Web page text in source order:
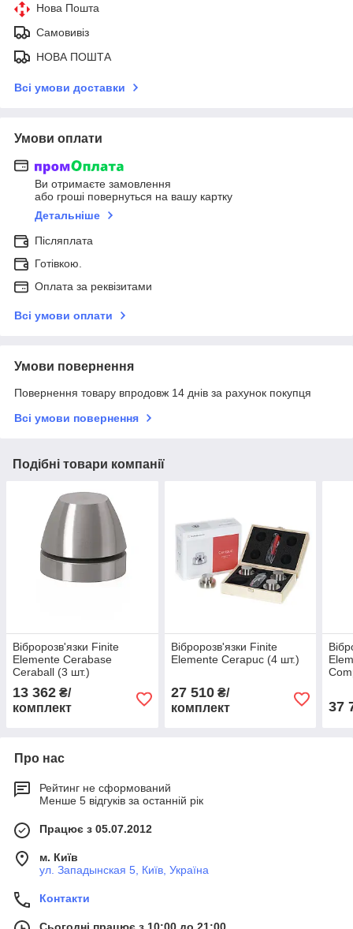
Нова Пошта
Самовивіз
НОВА ПОШТА
Всі умови доставки
Умови оплати
Ви отримаєте замовлення
або гроші повернуться на вашу картку
Детальніше
Післяплата
Готівкою.
Оплата за реквізитами
Всі умови оплати
Умови повернення
Повернення товару впродовж 14 днів за рахунок покупця
Всі умови повернення
Подібні товари компанії
Вібророзв'язки Finite
Elemente Cerabase
Ceraball (3 шт.)
13 362 ₴/
комплект
Вібророзв'язки Finite
Elemente Cerapuc (4 шт.)
27 510₴/
комплект
37
Про нас
Рейтинг не сформований
Менше 5 відгуків за останній рік
Працює з 05.07.2012
м. Київ
ул. Западынская 5, Київ, Україна
Контакти